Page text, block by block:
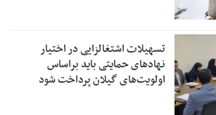
تسهیلات اشتغالزایی در اختیار
نهادهای حمایتی باید براساس
اولویت‌های گیلان پرداخت شود